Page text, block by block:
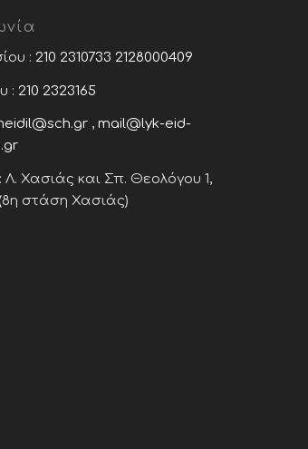
: 210 2310733 2128000409
: 210 2323165
,mail@lyk-eid-
Λ. Χασιάς και Σπ. Θεολόγου 1,
(8η στάση Χασιάς)